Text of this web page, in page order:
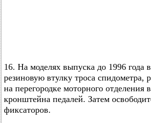
16. На моделях выпуска до 1996 года
резиновую втулку троса спидометра,
на перегородке моторного отделения
кронштейна педалей. Затем
фиксаторов.